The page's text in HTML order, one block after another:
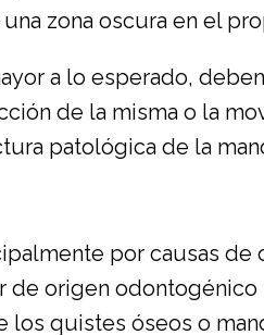
zona oscura en el
a lo esperado,
de la misma o la
patológica de la
por causas
de origen
quistes óseos o